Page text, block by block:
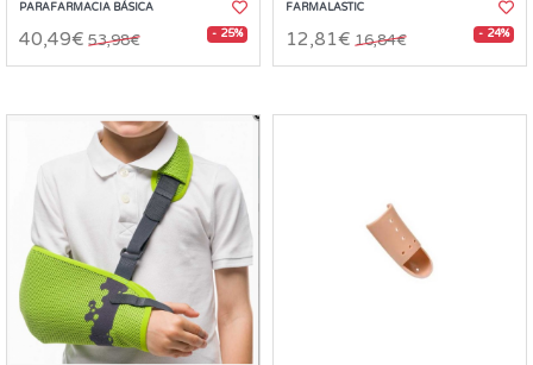
PARAFARMACIA BÁSICA
40,49€ 53,98€ - 25%
FARMALASTIC
12,81€ 16,84€ - 24%